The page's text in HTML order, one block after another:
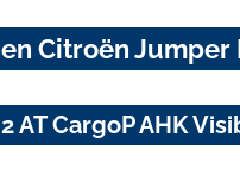
Citroën
CargoP AHK